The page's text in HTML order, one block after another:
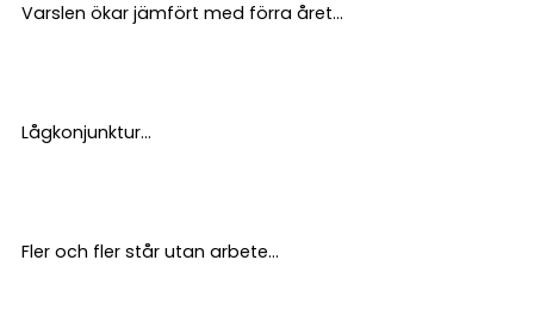
Varslen ökar jämfört med förra året...
Lågkonjunktur...
Fler och fler står utan arbete...